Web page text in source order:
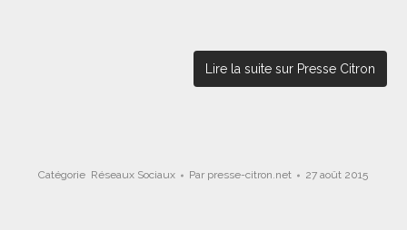
Lire la suite sur Presse Citron
Catégorie Réseaux Sociaux Par presse-citron.net 27 août 2015